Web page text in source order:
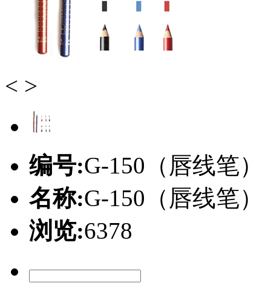
< >
编号:G-150（唇线笔）
名称:G-150（唇线笔）
浏览:6378